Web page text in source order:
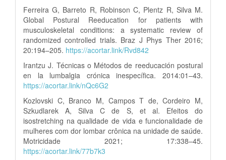
Ferreira G, Barreto R, Robinson C, Plentz R, Silva M.
Global Postural Reeducation for patients with
musculoskeletal conditions: a systematic review of
randomized controlled trials. Braz J Phys Ther 2016;
20:194–205. https://acortar.link/Rvd842
Irantzu J. Técnicas o Métodos de reeducación postural
en la lumbalgia crónica inespecífica. 2014:01–43.
https://acortar.link/nQc6G2
Kozlovski C, Branco M, Campos T de, Cordeiro M,
Szkudlarek A, Silva C de S, et al. Efeitos do
isostretching na qualidade de vida e funcionalidade de
mulheres com dor lombar crônica na unidade de saúde.
Motricidade 2021; 17:338–45.
https://acortar.link/77b7k3